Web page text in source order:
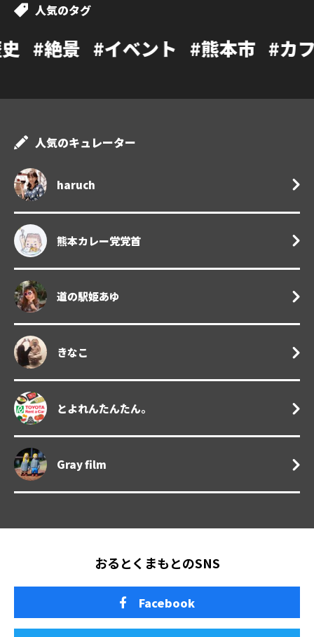
人気のタグ
ベント #熊本市 #カフェ #温泉
人気のキュレーター
haruch
熊本カレー党党首
道の駅姫あゆ
きなこ
とよれんたんたん。
Gray film
おるとくまもとのSNS
Facebook